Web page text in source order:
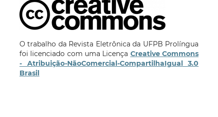
O trabalho da Revista Eletrônica da UFPB Prolíngua
foi licenciado com uma Licença Creative Commons
- Atribuição-NãoComercial-CompartilhaIgual 3.0
Brasil